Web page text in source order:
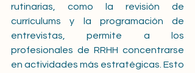
rutinarias, como la revisión de
currículums y la programación de
entrevistas, permite a los
profesionales de RRHH concentrarse
en actividades más estratégicas. Esto